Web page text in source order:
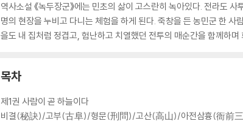
역사소설 《녹두장군》에는 민초의 삶이 고스란히 녹아있다. 전라도
명의 현장을 누비고 다니는 체험을 하게 된다. 죽창을 든 농민군 한
을도 내 집처럼 정겹고, 험난하고 치열했던 전투의 매순간을 함께하며
목차
제1권 사람이 곧 하늘이다
비결(秘訣)/고부(古阜)/형문(刑問)/고산(高山)/아전삼흉(衙前